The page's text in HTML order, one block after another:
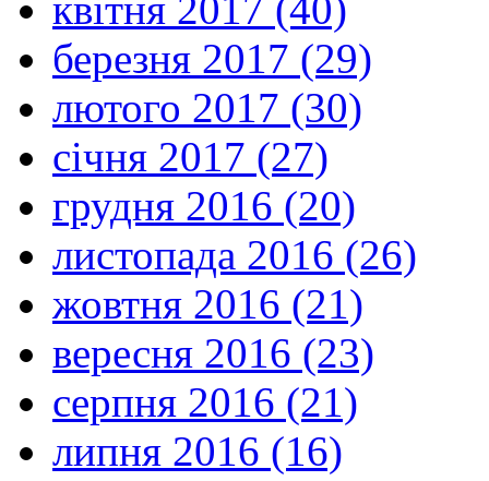
квітня 2017 (40)
березня 2017 (29)
лютого 2017 (30)
січня 2017 (27)
грудня 2016 (20)
листопада 2016 (26)
жовтня 2016 (21)
вересня 2016 (23)
серпня 2016 (21)
липня 2016 (16)